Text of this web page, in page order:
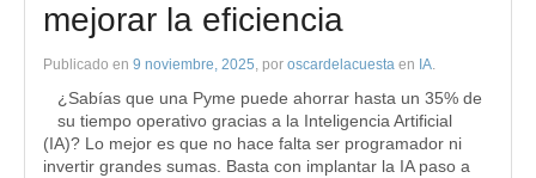
mejorar la eficiencia
Publicado en 9 noviembre, 2025, por oscardelacuesta en IA.
¿Sabías que una Pyme puede ahorrar hasta un 35% de
su tiempo operativo gracias a la Inteligencia Artificial
(IA)? Lo mejor es que no hace falta ser programador ni
invertir grandes sumas. Basta con implantar la IA paso a